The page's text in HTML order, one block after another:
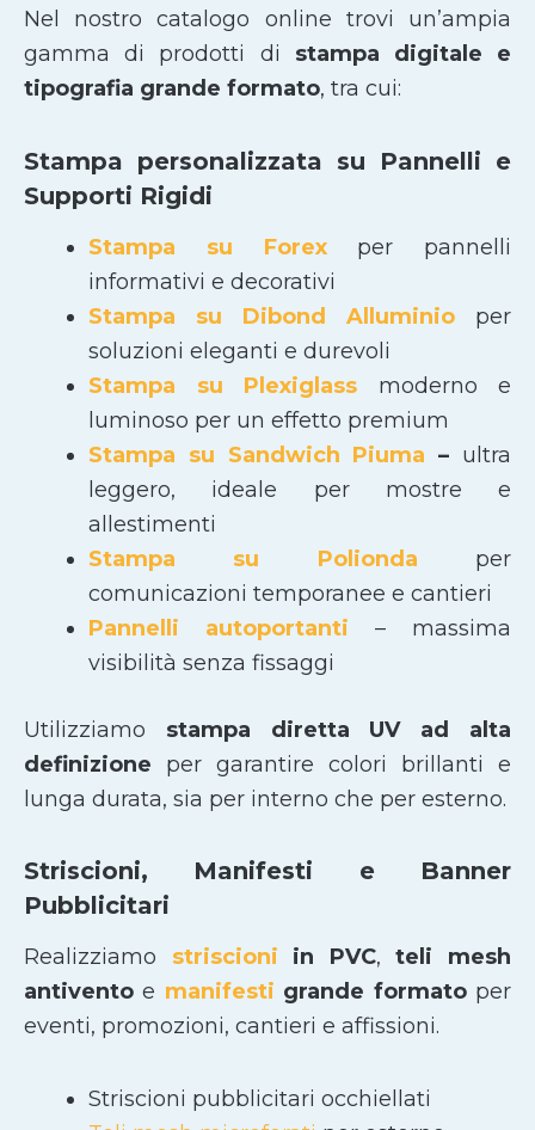
Nel nostro catalogo online trovi un’ampia
gamma di prodotti di stampa digitale e
tipografia grande formato, tra cui:
Stampa personalizzata su Pannelli e
Supporti Rigidi
Stampa su Forexper pannelli
informativi e decorativi
Stampa su Dibond Alluminio per
soluzioni eleganti e durevoli
Stampa su Plexiglass moderno e
luminoso per un effetto premium
Stampa su Sandwich Piuma – ultra
leggero, ideale per mostre e
allestimenti
Stampa su Polionda per
comunicazioni temporanee e cantieri
Pannelli autoportanti – massima
visibilità senza fissaggi
Utilizziamo stampa diretta UV ad alta
definizione per garantire colori brillanti e
lunga durata, sia per interno che per esterno.
Striscioni, Manifesti e Banner
Pubblicitari
Realizziamo striscioni in PVC,teli mesh
antivento e manifesti grande formatoper
eventi, promozioni, cantieri e affissioni.
Striscioni pubblicitari occhiellati